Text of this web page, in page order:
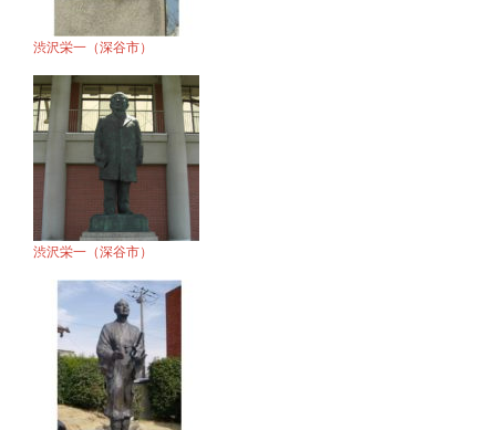
渋沢栄一（深谷市）
渋沢栄一（深谷市）